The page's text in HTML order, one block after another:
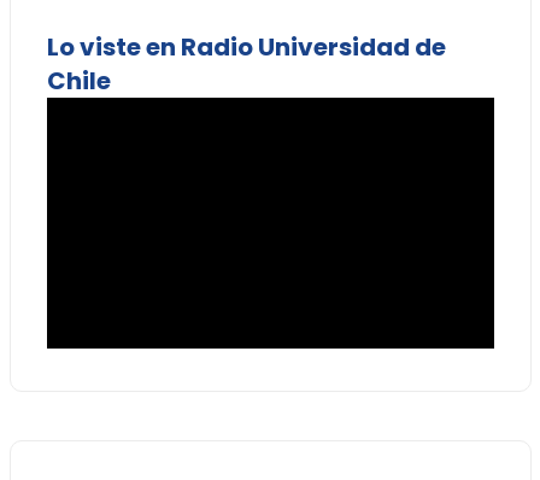
Lo viste en Radio Universidad de
Chile